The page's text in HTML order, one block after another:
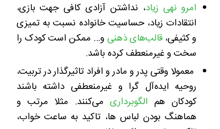
امرو نهی زیاد، نداشتن آزادی کافی جهت بازی،
انتقادات زیاد، حساسیت خانواده نسبت به تمیزی
و کثیفی،قالب‌های ذهنی و… ممکن است کودک را
سخت و غیرمنعطف کرده باشد.
معمولا وقتی پدر و مادر و افراد تاثیرگذار در تربیت،
روحیه ایده‌آل گرا و غیرمنعطفی داشته باشند
کودکان هم الگوبرداری می‌کنند. مثلا مرتب و
هماهنگ بودن لباس ها، تاکید به ساعت خواب،